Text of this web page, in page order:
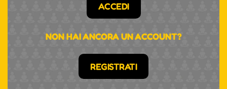
ACCEDI
NON HAI ANCORA UN ACCOUNT?
REGISTRATI